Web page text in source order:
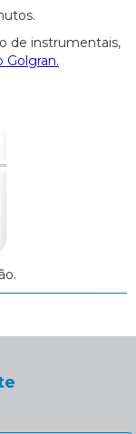
de instrumentais,
Golgran.